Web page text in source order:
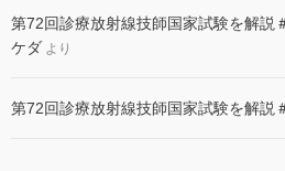
第72回診療放射線技師国家試験を解説
ケダ より
第72回診療放射線技師国家試験を解説